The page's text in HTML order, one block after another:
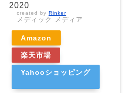
2020
created by Rinker
メディック メディア
Amazon
楽天市場
Yahooショッピング